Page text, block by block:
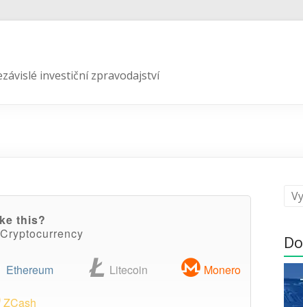
investiční zpravodajství
this?
Ethereum Litecoin Monero
ZCash